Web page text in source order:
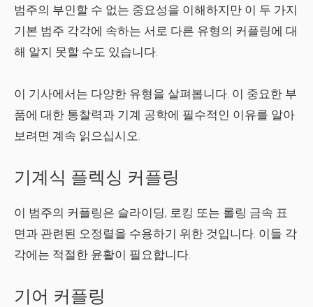
범주의 부인할 수 없는 중요성을 이해하지만 이 두 가지
기본 범주 각각에 속하는 서로 다른 유형의 커플링에 대
해 알지 못할 수도 있습니다.
이 기사에서는 다양한 유형을 살펴봅니다. 이 중요한 부
품에 대한 통찰력과 기계 공학에 필수적인 이유를 알아
보려면 계속 읽으십시오.
기계식 플렉싱 커플링
이 범주의 커플링은 슬라이딩, 로킹 또는 롤링 금속 표
면과 관련된 오정렬을 수용하기 위한 것입니다. 이들 각
각에는 적절한 윤활이 필요합니다.
기어 커플링